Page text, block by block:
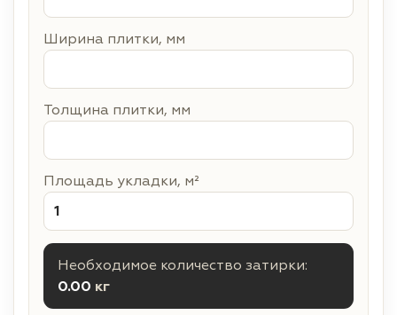
Ширина плитки, мм
Толщина плитки, мм
Площадь укладки, м²
Необходимое количество затирки:
0.00 кг